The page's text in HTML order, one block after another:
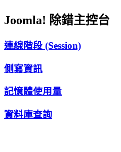
Joomla! 除錯主控台
連線階段 (Session)
側寫資訊
記憶體使用量
資料庫查詢